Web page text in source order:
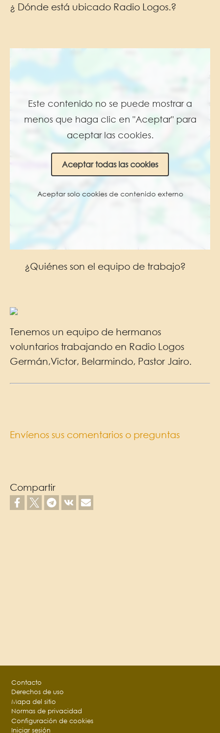
¿ Dónde está ubicado Radio Logos.?
Este contenido no se puede mostrar a
menos que haga clic en "Aceptar" para
aceptar las cookies.
Aceptar todas las cookies
Aceptar solo cookies de contenido externo
¿Quiénes son el equipo de trabajo?
Tenemos un equipo de hermanos
voluntarios trabajando en Radio Logos
Germán,Victor, Belarmindo, Pastor Jairo.
Envíenos sus comentarios o preguntas
Compartir
Contacto
Derechos de uso
Mapa del sitio
Normas de privacidad
Configuración de cookies
Iniciar sesión